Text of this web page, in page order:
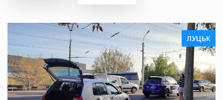
ЛУЦЬК